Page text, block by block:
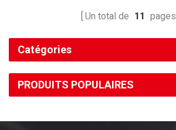
Un total de 11 pages
Catégories
PRODUITS POPULAIRES